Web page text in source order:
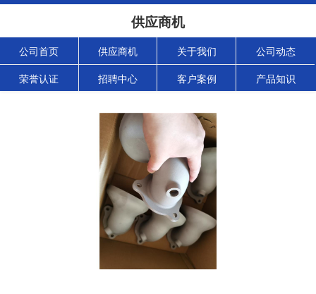
供应商机
公司首页 供应商机 关于我们 公司动态
荣誉认证 招聘中心 客户案例 产品知识